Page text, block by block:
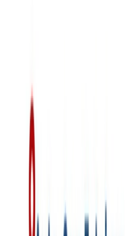
y acompañamiento en
modo completamente gratuito.
y a la carta, presencial o
y necesidades, que también te
a ayudas y asesoramiento
a recursos formativos y de
Kit Digital por parte de pymes y
y acompañamiento